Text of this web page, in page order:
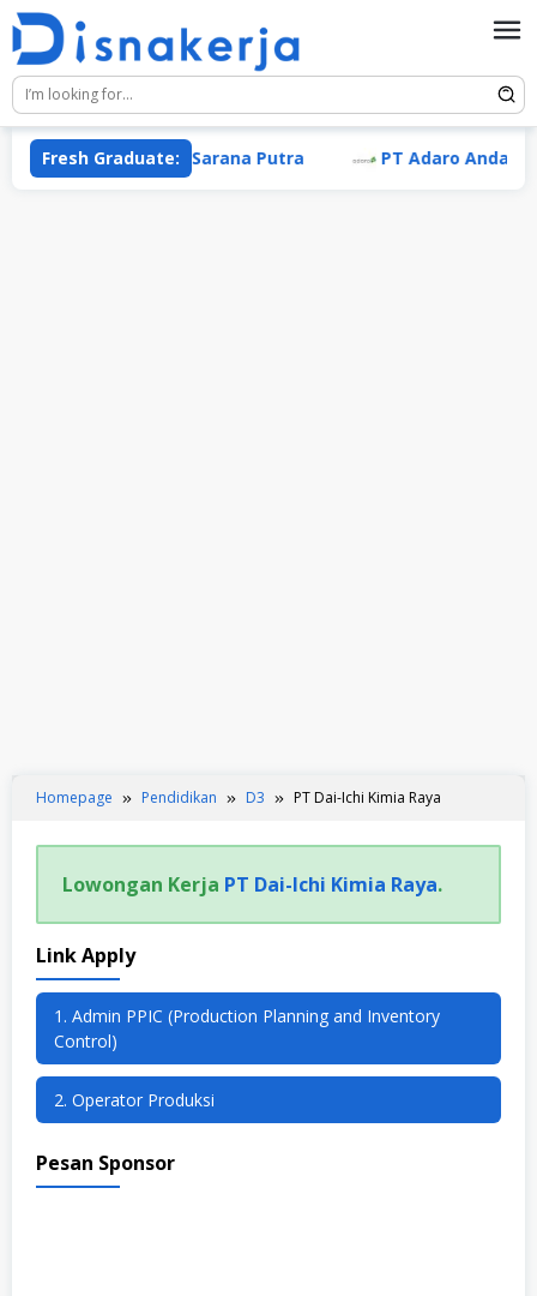
Skip
content
Fresh Graduate:
PT Sumber Sarana Putra PT Adaro Andalan
Homepage Pendidikan D3 PT Dai-Ichi Kimia Raya
Lowongan Kerja PT Dai-Ichi Kimia Raya.
Link Apply
1. Admin PPIC (Production Planning and Inventory
Control)
2. Operator Produksi
Pesan Sponsor